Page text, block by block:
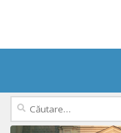
Caută